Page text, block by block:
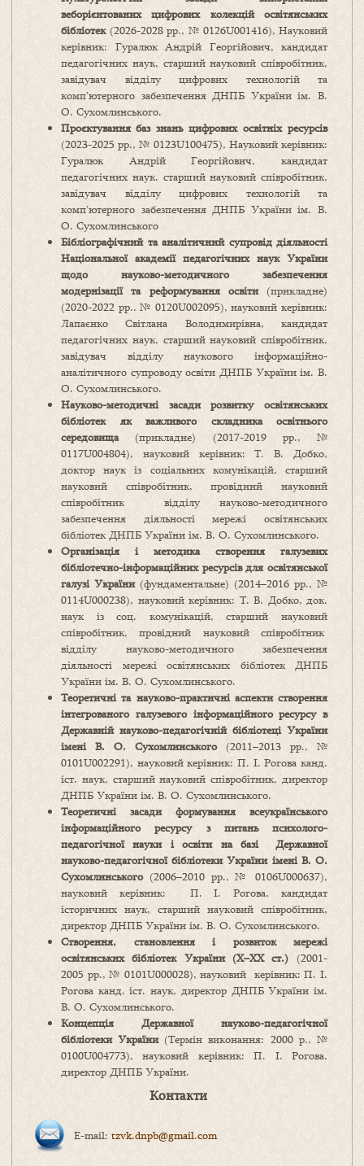
веборієнтованих цифрових колекцій освітянських
бібліотек(2026-2028 рр., № 0126U001416), Науковий
керівник: Гуралюк Андрій Георгійович, кандидат
педагогічних наук, старший науковий співробітник,
завідувач відділу цифрових технологій та
комп’ютерного забезпечення ДНПБ України ім. В.
О. Сухомлинського.
Проєктування баз знань цифрових освітніх ресурсів
(2023-2025 рр., № 0123U100475), Науковий керівник:
Гуралюк Андрій Георгійович, кандидат
педагогічних наук, старший науковий співробітник,
завідувач відділу цифрових технологій та
комп’ютерного забезпечення ДНПБ України ім. В.
О. Сухомлинського
Бібліографічний та аналітичний супровід діяльності
Національної академії педагогічних наук України
щодо науково-методичного забезпечення
модернізації та реформування освіти (прикладне)
(2020-2022 рр.. № 0120U002095), науковий керівник:
Лапаєнко Світлана Володимирівна, кандидат
педагогічних наук, старший науковий співробітник,
завідувач відділу наукового інформаційно-
аналітичного супроводу освіти ДНПБ України ім. В.
О. Сухомлинського.
Науково-методичні засади розвитку освітянських
бібліотек як важливого складника освітнього
середовища(прикладне) (2017-2019 рр., №
0117U004804), науковий керівник: Т. В. Добко,
доктор наук із соціальних комунікацій, старший
науковий співробітник, провідний науковий
співробітник відділу науково-методичного
забезпечення діяльності мережі освітянських
бібліотек ДНПБ України ім. В. О. Сухомлинського.
Організація і методика створення галузевих
бібліотечно-інформаційних ресурсів для освітянської
галузі України(фундаментальне) (2014–2016 рр., №
0114U000238), науковий керівник: Т. В. Добко, док.
наук із соц. комунікацій, старший науковий
співробітник, провідний науковий співробітник
відділу науково-методичного забезпечення
діяльності мережі освітянських бібліотек ДНПБ
України ім. В. О. Сухомлинського.
Теоретичні та науково-практичні аспекти створення
інтегрованого галузевого інформаційного ресурсу в
Державній науково-педагогічній бібліотеці України
імені В. О. Сухомлинського(2011–2013 рр., №
0101U002291), науковий керівник: П. І. Рогова канд.
іст. наук, старший науковий співробітник, директор
ДНПБ України ім. В. О. Сухомлинського.
Теоретичні засади формування всеукраїнського
інформаційного ресурсу з питань психолого-
педагогічної науки і освіти на базі Державної
науково-педагогічної бібліотеки України імені В. О.
Сухомлинського(2006–2010 рр., № 0106U000637),
науковий керівник: П. І. Рогова, кандидат
історичних наук, старший науковий співробітник,
директор ДНПБ України ім. В. О. Сухомлинського.
Створення, становлення і розвиток мережі
освітянських бібліотек України (Х–ХХ ст.) (2001-
2005 рр., № 0101U000028), науковий керівник: П. І.
Рогова канд. іст. наук, директор ДНПБ України ім.
В. О. Сухомлинського.
Концепція Державної науково-педагогічної
бібліотеки України (Термін виконання: 2000 р., №
0100U004773), науковий керівник: П. І. Рогова,
директор ДНПБ України.
Контакти
E-mail: tzvk.dnpb@gmail.com